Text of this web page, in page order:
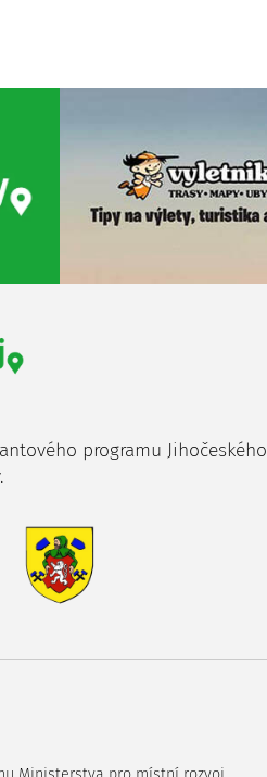
programu Jihočeského